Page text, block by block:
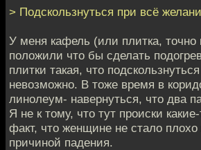
> Подскользнуться при всё
У меня кафель (или плитка,
положили что бы сделать
плитки такая, что
невозможно. В тоже время в
линолеум- навернуться, что два
Я не к тому, что тут происки
факт, что женщине не стало
причиной падения.